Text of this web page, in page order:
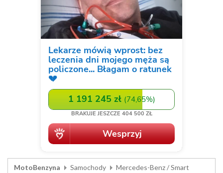
MotoBenzyna Samochody
Mercedes-Benz / Smart